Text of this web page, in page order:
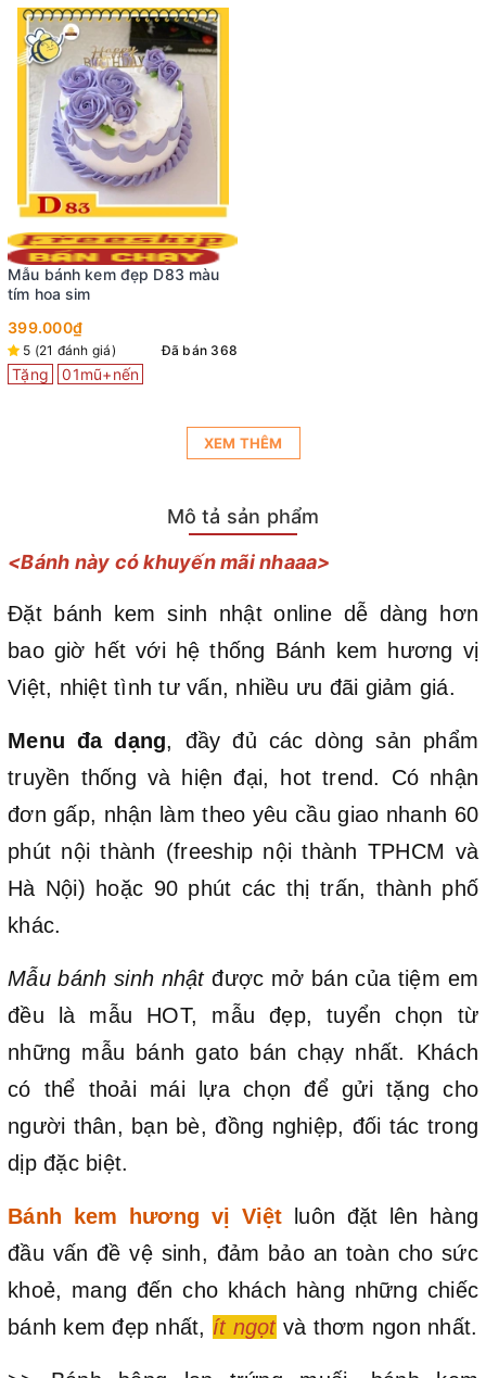
Mẫu bánh kem đẹp D83 màu
tím hoa sim
399.000₫
5 (21 đánh giá) Đã bán 368
Tặng 01mũ+nến
XEM THÊM
Mô tả sản phẩm
<Bánh này có khuyến mãi nhaaa>
Đặt bánh kem sinh nhật online dễ dàng hơn
bao giờ hết với hệ thống Bánh kem hương vị
Việt, nhiệt tình tư vấn, nhiều ưu đãi giảm giá.
Menu đa dạng, đầy đủ các dòng sản phẩm
truyền thống và hiện đại, hot trend. Có nhận
đơn gấp, nhận làm theo yêu cầu giao nhanh 60
phút nội thành (freeship nội thành TPHCM và
Hà Nội) hoặc 90 phút các thị trấn, thành phố
khác.
Mẫu bánh sinh nhậtđược mở bán của tiệm em
đều là mẫu HOT, mẫu đẹp, tuyển chọn từ
những mẫu bánh gato bán chạy nhất. Khách
có thể thoải mái lựa chọn để gửi tặng cho
người thân, bạn bè, đồng nghiệp, đối tác trong
dịp đặc biệt.
Bánh kem hương vị Việt luôn đặt lên hàng
đầu vấn đề vệ sinh, đảm bảo an toàn cho sức
khoẻ, mang đến cho khách hàng những chiếc
bánh kem đẹp nhất, ít ngọt và thơm ngon nhất.